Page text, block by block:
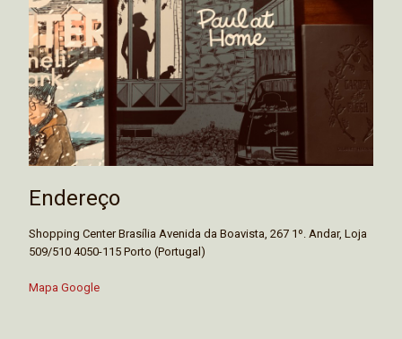
Endereço
Shopping Center Brasília Avenida da Boavista, 267 1º. Andar, Loja
509/510 4050-115 Porto (Portugal)
Mapa Google